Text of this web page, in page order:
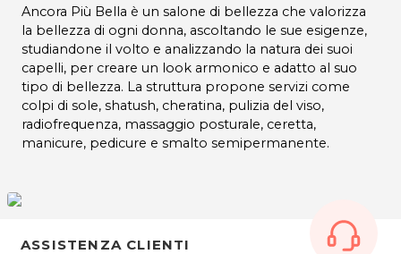
Ancora Più Bella è un salone di bellezza che valorizza
la bellezza di ogni donna, ascoltando le sue esigenze,
studiandone il volto e analizzando la natura dei suoi
capelli, per creare un look armonico e adatto al suo
tipo di bellezza. La struttura propone servizi come
colpi di sole, shatush, cheratina, pulizia del viso,
radiofrequenza, massaggio posturale, ceretta,
manicure, pedicure e smalto semipermanente.
ASSISTENZA CLIENTI